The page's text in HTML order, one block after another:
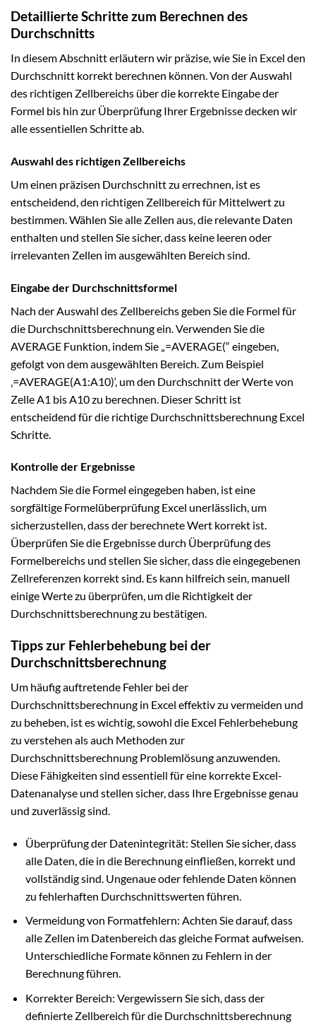
Detaillierte Schritte zum Berechnen des
Durchschnitts
In diesem Abschnitt erläutern wir präzise, wie Sie in Excel den
Durchschnitt korrekt berechnen können. Von der Auswahl
des richtigen Zellbereichs über die korrekte Eingabe der
Formel bis hin zur Überprüfung Ihrer Ergebnisse decken wir
alle essentiellen Schritte ab.
Auswahl des richtigen Zellbereichs
Um einen präzisen Durchschnitt zu errechnen, ist es
entscheidend, den richtigen Zellbereich für Mittelwert zu
bestimmen. Wählen Sie alle Zellen aus, die relevante Daten
enthalten und stellen Sie sicher, dass keine leeren oder
irrelevanten Zellen im ausgewählten Bereich sind.
Eingabe der Durchschnittsformel
Nach der Auswahl des Zellbereichs geben Sie die Formel für
die Durchschnittsberechnung ein. Verwenden Sie die
AVERAGE Funktion, indem Sie „=AVERAGE(“ eingeben,
gefolgt von dem ausgewählten Bereich. Zum Beispiel
‚=AVERAGE(A1:A10)‘, um den Durchschnitt der Werte von
Zelle A1 bis A10 zu berechnen. Dieser Schritt ist
entscheidend für die richtige Durchschnittsberechnung Excel
Schritte.
Kontrolle der Ergebnisse
Nachdem Sie die Formel eingegeben haben, ist eine
sorgfältige Formelüberprüfung Excel unerlässlich, um
sicherzustellen, dass der berechnete Wert korrekt ist.
Überprüfen Sie die Ergebnisse durch Überprüfung des
Formelbereichs und stellen Sie sicher, dass die eingegebenen
Zellreferenzen korrekt sind. Es kann hilfreich sein, manuell
einige Werte zu überprüfen, um die Richtigkeit der
Durchschnittsberechnung zu bestätigen.
Tipps zur Fehlerbehebung bei der
Durchschnittsberechnung
Um häufig auftretende Fehler bei der
Durchschnittsberechnung in Excel effektiv zu vermeiden und
zu beheben, ist es wichtig, sowohl die Excel Fehlerbehebung
zu verstehen als auch Methoden zur
Durchschnittsberechnung Problemlösung anzuwenden.
Diese Fähigkeiten sind essentiell für eine korrekte Excel-
Datenanalyse und stellen sicher, dass Ihre Ergebnisse genau
und zuverlässig sind.
Überprüfung der Datenintegrität: Stellen Sie sicher, dass
alle Daten, die in die Berechnung einfließen, korrekt und
vollständig sind. Ungenaue oder fehlende Daten können
zu fehlerhaften Durchschnittswerten führen.
Vermeidung von Formatfehlern: Achten Sie darauf, dass
alle Zellen im Datenbereich das gleiche Format aufweisen.
Unterschiedliche Formate können zu Fehlern in der
Berechnung führen.
Korrekter Bereich: Vergewissern Sie sich, dass der
definierte Zellbereich für die Durchschnittsberechnung